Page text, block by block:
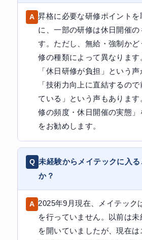
昇格に必要な研修ポイントを
に、一部の研修は休日開催の
す。ただし、無給・強制か
修の種類によって異なります
「休日研修が負担」という声
「技術力向上に直結するの
ている」という声もありま
修の頻度・休日開催の実態」
をお勧めします。
未経験からメイテックに入
か？
2025年9月現在、メイテック
を行っていません。以前は
を開いていましたが、現在は